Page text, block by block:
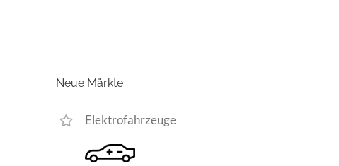
Neue Märkte
Elektrofahrzeuge